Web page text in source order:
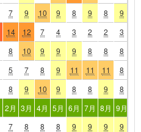
7 9 10 9 8 9 8 9
14 12 7 4 3 2 2 3
8 10 9 9 9 8 8 8
5 7 8 9 11 11 11 8
8 9 10 9 8 8 9 8
2月 3月 4月 5月 6月 7月 8月 9月
7 8 8 8 9 9 9 9